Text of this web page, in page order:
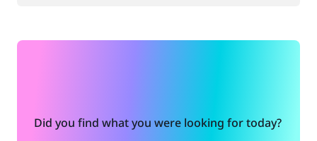
Did you find what you were looking for today?